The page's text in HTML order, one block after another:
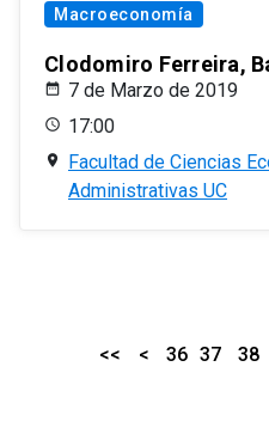
Macroeconomía
Clodomiro Ferreira,
7 de Marzo de 2019
17:00
Facultad de Ciencias
Administrativas UC
<< < 36 37 38